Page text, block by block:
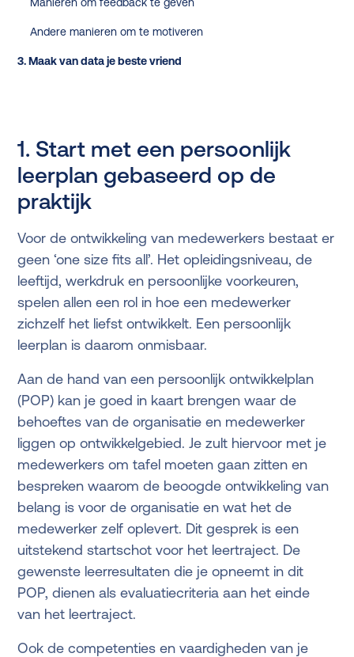
1. Start met een persoonlijk
leerplan gebaseerd op de
praktijk
Voor de ontwikkeling van medewerkers bestaat er
geen ‘one size fits all’. Het opleidingsniveau, de
leeftijd, werkdruk en persoonlijke voorkeuren,
spelen allen een rol in hoe een medewerker
zichzelf het liefst ontwikkelt. Een persoonlijk
leerplan is daarom onmisbaar.
Aan de hand van een persoonlijk ontwikkelplan
(POP) kan je goed in kaart brengen waar de
behoeftes van de organisatie en medewerker
liggen op ontwikkelgebied. Je zult hiervoor met je
medewerkers om tafel moeten gaan zitten en
bespreken waarom de beoogde ontwikkeling van
belang is voor de organisatie en wat het de
medewerker zelf oplevert. Dit gesprek is een
uitstekend startschot voor het leertraject. De
gewenste leerresultaten die je opneemt in dit
POP, dienen als evaluatiecriteria aan het einde
van het leertraject.
Ook de competenties en vaardigheden van je
Andere manieren om te motiveren
3. Maak van data je beste vriend